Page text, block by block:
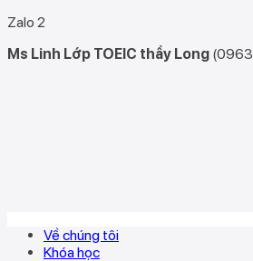
Zalo 2
Ms Linh Lớp TOEIC thầy Long
Về chúng tôi
Khóa học